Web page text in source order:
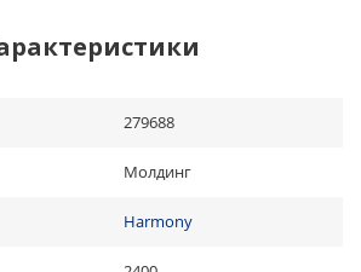
279688
Молдинг
Harmony